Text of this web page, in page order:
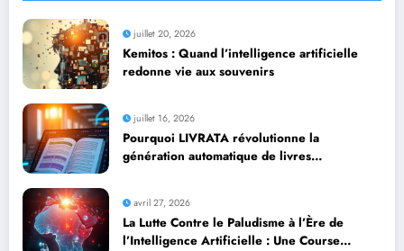
juillet 20, 2026
Kemitos : Quand l’intelligence artificielle
redonne vie aux souvenirs
juillet 16, 2026
Pourquoi LIVRATA révolutionne la
génération automatique de livres
avril 27, 2026
La Lutte Contre le Paludisme à l’Ère de
l’Intelligence Artificielle : Une Course